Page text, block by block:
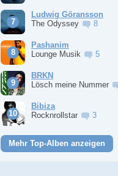
Ludwig Göransson
The Odyssey
8
Pashanim
Lounge Musik
5
BRKN
Lösch meine Nummer
Bibiza
Rocknrollstar
3
Mehr Top-Alben anzeigen